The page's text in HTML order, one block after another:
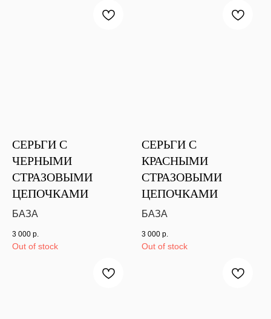
СЕРЬГИ С
ЧЕРНЫМИ
СТРАЗОВЫМИ
ЦЕПОЧКАМИ
БАЗА
3 000 р.
Out of stock
СЕРЬГИ С
КРАСНЫМИ
СТРАЗОВЫМИ
ЦЕПОЧКАМИ
БАЗА
3 000 р.
Out of stock